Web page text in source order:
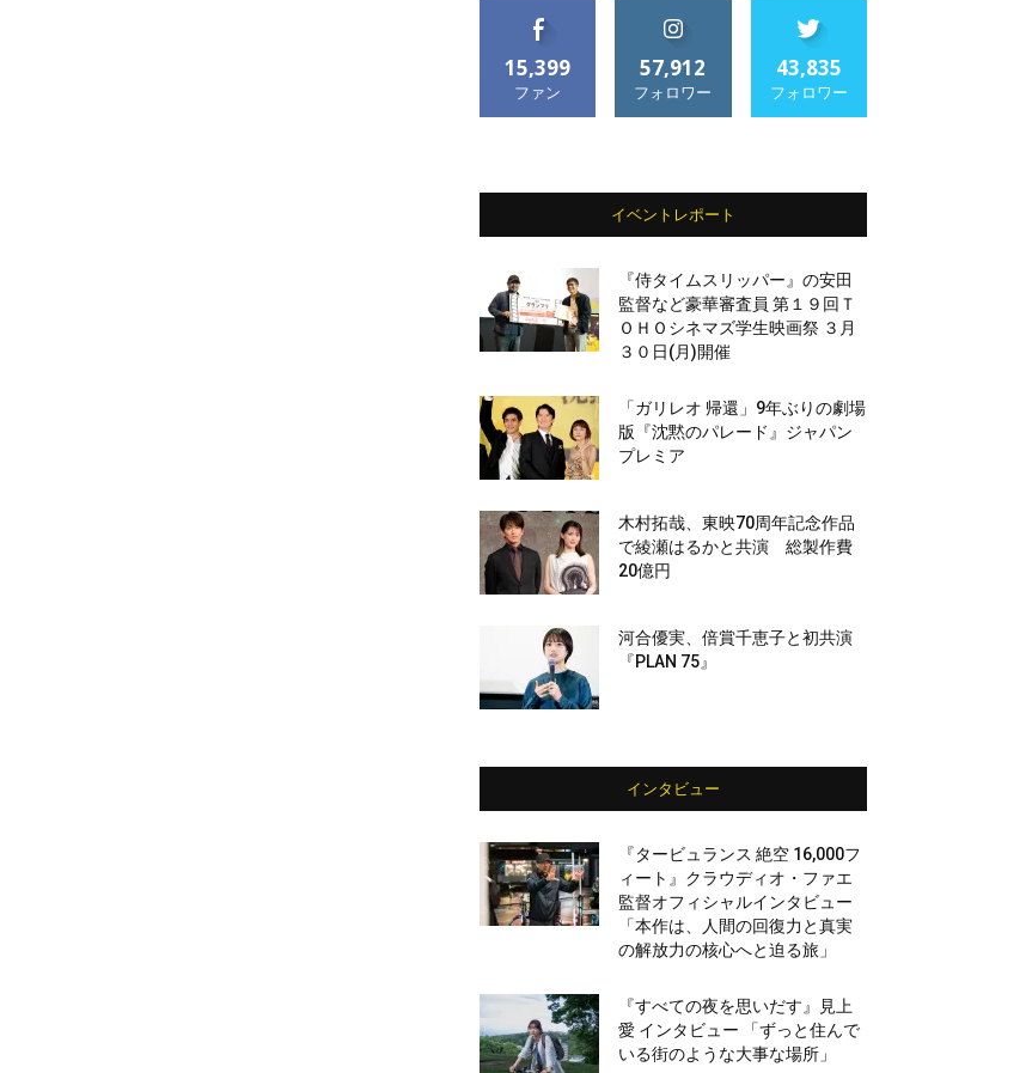
15,399
ファン
57,912
フォロワー
43,835
フォロワー
イベントレポート
『侍タイムスリッパー』の安田
監督など豪華審査員 第１９回Ｔ
ＯＨＯシネマズ学生映画祭 ３月
３０日(月)開催
「ガリレオ 帰還」9年ぶりの劇場
版『沈黙のパレード』ジャパン
プレミア
木村拓哉、東映70周年記念作品
で綾瀬はるかと共演 総製作費
20億円
河合優実、倍賞千恵子と初共演
『PLAN 75』
インタビュー
『タービュランス 絶空 16,000フ
ィート』クラウディオ・ファエ
監督オフィシャルインタビュー
「本作は、人間の回復力と真実
の解放力の核心へと迫る旅」
『すべての夜を思いだす』見上
愛 インタビュー 「ずっと住んで
いる街のような大事な場所」